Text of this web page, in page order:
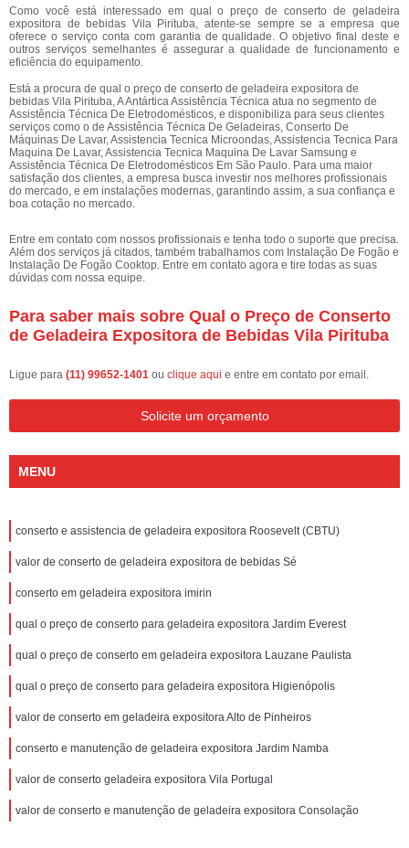
Como você está interessado em qual o preço de conserto de geladeira
expositora de bebidas Vila Pirituba, atente-se sempre se a empresa que
oferece o serviço conta com garantia de qualidade. O objetivo final deste e
outros serviços semelhantes é assegurar a qualidade de funcionamento e
eficiência do equipamento.
Está a procura de qual o preço de conserto de geladeira expositora de
bebidas Vila Pirituba, A Antártica Assistência Técnica atua no segmento de
Assistência Técnica De Eletrodomésticos, e disponibiliza para seus clientes
serviços como o de Assistência Técnica De Geladeiras, Conserto De
Máquinas De Lavar, Assistencia Tecnica Microondas, Assistencia Tecnica Para
Maquina De Lavar, Assistencia Tecnica Maquina De Lavar Samsung e
Assistência Técnica De Eletrodomésticos Em São Paulo. Para uma maior
satisfação dos clientes, a empresa busca investir nos melhores profissionais
do mercado, e em instalações modernas, garantindo assim, a sua confiança e
boa cotação no mercado.
Entre em contato com nossos profissionais e tenha todo o suporte que precisa.
Além dos serviços já citados, também trabalhamos com Instalação De Fogão e
Instalação De Fogão Cooktop. Entre em contato agora e tire todas as suas
dúvidas com nossa equipe.
Para saber mais sobre Qual o Preço de Conserto
de Geladeira Expositora de Bebidas Vila Pirituba
Ligue para (11) 99652-1401 ou clique aqui e entre em contato por email.
Solicite um orçamento
MENU
conserto e assistencia de geladeira expositora Roosevelt (CBTU)
valor de conserto de geladeira expositora de bebidas Sé
conserto em geladeira expositora imirin
qual o preço de conserto para geladeira expositora Jardim Everest
qual o preço de conserto em geladeira expositora Lauzane Paulista
qual o preço de conserto para geladeira expositora Higienópolis
valor de conserto em geladeira expositora Alto de Pinheiros
conserto e manutenção de geladeira expositora Jardim Namba
valor de conserto geladeira expositora Vila Portugal
valor de conserto e manutenção de geladeira expositora Consolação